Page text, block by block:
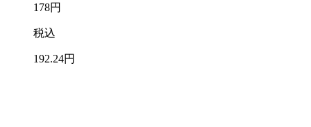
178円
税込
192.24円